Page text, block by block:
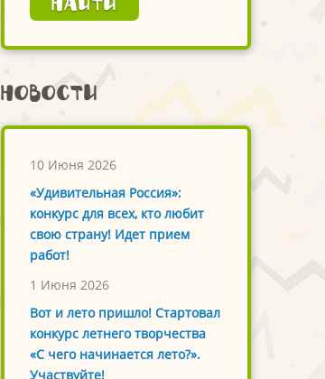
Новости
10 Июня 2026
«Удивительная Россия»:
конкурс для всех, кто любит
свою страну! Идет прием
работ!
1 Июня 2026
Вот и лето пришло! Стартовал
конкурс летнего творчества
«С чего начинается лето?».
Участвуйте!